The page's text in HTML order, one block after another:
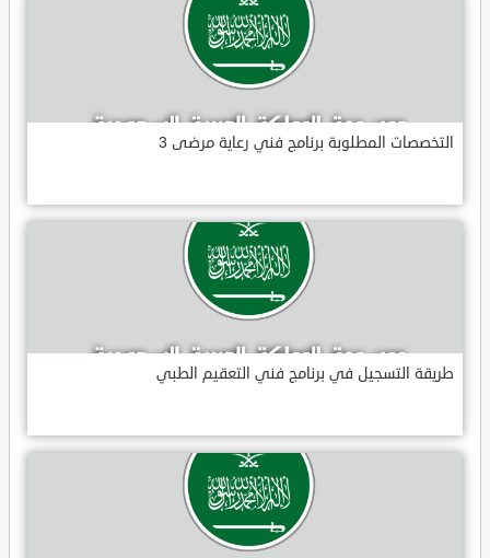
التخصصات المطلوبة برنامج فني رعاية مرضى 3
طريقة التسجيل في برنامج فني التعقيم الطبي